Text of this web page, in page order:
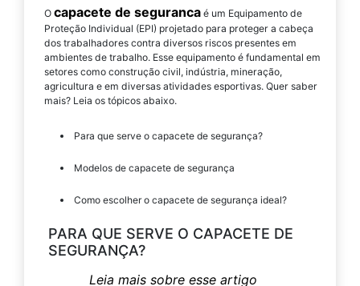
O capacete de seguranca é um Equipamento de
Proteção Individual (EPI) projetado para proteger a cabeça
dos trabalhadores contra diversos riscos presentes em
ambientes de trabalho. Esse equipamento é fundamental em
setores como construção civil, indústria, mineração,
agricultura e em diversas atividades esportivas. Quer saber
mais? Leia os tópicos abaixo.
Para que serve o capacete de segurança?
Modelos de capacete de segurança
Como escolher o capacete de segurança ideal?
PARA QUE SERVE O CAPACETE DE
SEGURANÇA?